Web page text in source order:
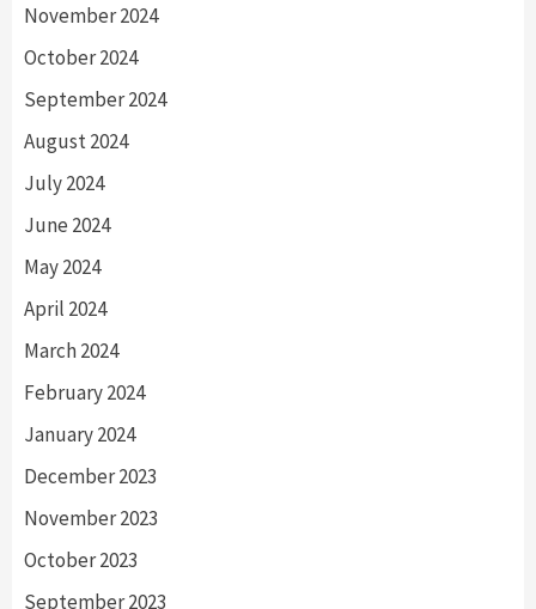
November 2024
October 2024
September 2024
August 2024
July 2024
June 2024
May 2024
April 2024
March 2024
February 2024
January 2024
December 2023
November 2023
October 2023
September 2023